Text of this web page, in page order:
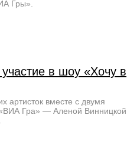
Гры».
в шоу «Хочу в
артисток вместе с двумя
Гра» — Аленой Винницкой